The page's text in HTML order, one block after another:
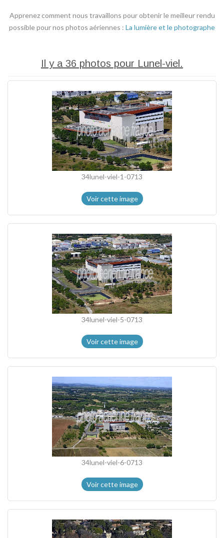
Apprenez comment nous travaillons pour obtenir le meilleur rendu
possible pour nos photos aériennes : La lumière et le photographe
Il y a 36 photos pour Lunel-viel.
34lunel-viel-1-0713
Voir cette image
34lunel-viel-5-0713
Voir cette image
34lunel-viel-6-0713
Voir cette image